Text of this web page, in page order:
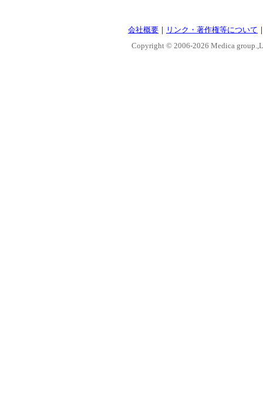
会社概要 ｜ リンク・著作権等について
Copyright © 2006-2026 Medica